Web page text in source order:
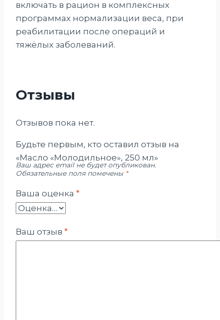
включать в рацион в комплексных
программах нормализации веса, при
реабилитации после операций и
тяжёлых заболеваний.
Отзывы
Отзывов пока нет.
Будьте первым, кто оставил отзыв на
«Масло «Молодильное», 250 мл»
Ваш адрес email не будет опубликован.
Обязательные поля помечены *
Ваша оценка *
Ваш отзыв *